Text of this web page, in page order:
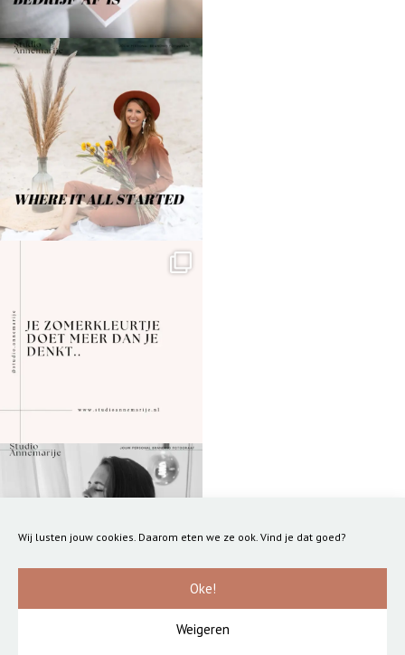
Wij lusten jouw cookies. Daarom eten we ze ook. Vind je dat goed?
Oke!
Weigeren